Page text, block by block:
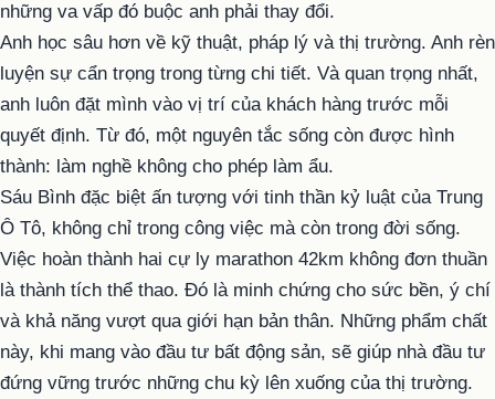
những va vấp đó buộc anh phải thay đổi.
Anh học sâu hơn về kỹ thuật, pháp lý và thị trường. Anh rèn
luyện sự cẩn trọng trong từng chi tiết. Và quan trọng nhất,
anh luôn đặt mình vào vị trí của khách hàng trước mỗi
quyết định. Từ đó, một nguyên tắc sống còn được hình
thành: làm nghề không cho phép làm ẩu.
Sáu Bình đặc biệt ấn tượng với tinh thần kỷ luật của Trung
Ô Tô, không chỉ trong công việc mà còn trong đời sống.
Việc hoàn thành hai cự ly marathon 42km không đơn thuần
là thành tích thể thao. Đó là minh chứng cho sức bền, ý chí
và khả năng vượt qua giới hạn bản thân. Những phẩm chất
này, khi mang vào đầu tư bất động sản, sẽ giúp nhà đầu tư
đứng vững trước những chu kỳ lên xuống của thị trường.